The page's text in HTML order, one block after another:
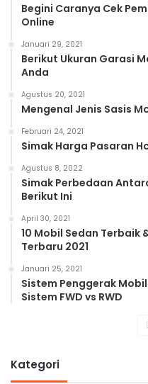
Begini Caranya Cek
Online
Januari 29, 2021
Berikut Ukuran Garasi
Anda
Agustus 20, 2021
Mengenal Jenis Sasis
Februari 24, 2021
Simak Harga Pasaran
Agustus 8, 2022
Simak Perbedaan
Berikut Ini
April 30, 2021
10 Mobil Sedan Terbaik
Terbaru 2021
Januari 25, 2021
Sistem Penggerak
Sistem FWD vs RWD
Kategori